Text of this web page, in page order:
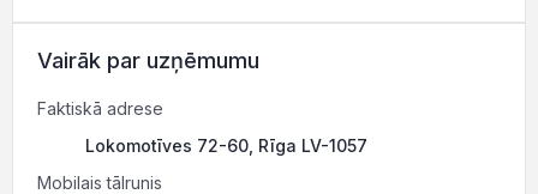
Vairāk par uzņēmumu
Faktiskā adrese
Lokomotīves 72-60, Rīga LV-1057
Mobilais tālrunis